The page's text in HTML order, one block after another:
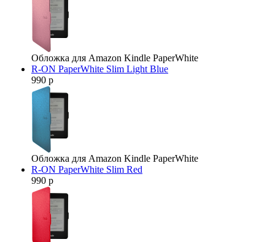
Обложка для Amazon Kindle PaperWhite
R-ON PaperWhite Slim Light Blue
990 р
Обложка для Amazon Kindle PaperWhite
R-ON PaperWhite Slim Red
990 р